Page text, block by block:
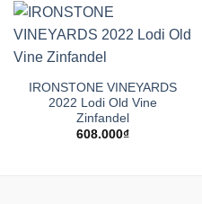
IRONSTONE VINEYARDS
2022 Lodi Old Vine
Zinfandel
608.000₫